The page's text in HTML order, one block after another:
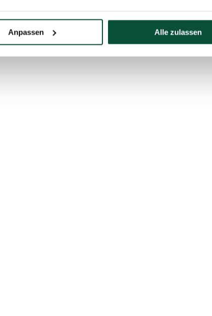
Anpassen Alle zulassen
die Seite mit demkompletten Angebot an Weihnachtskiefern .